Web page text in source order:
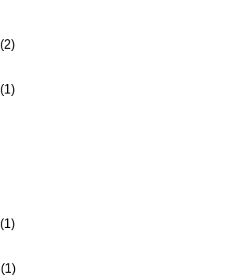
(2)
(1)
(1)
(1)